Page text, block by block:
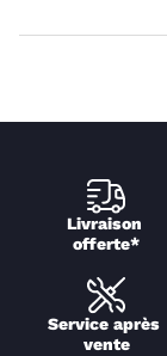
Livraison
offerte*
Service après
vente